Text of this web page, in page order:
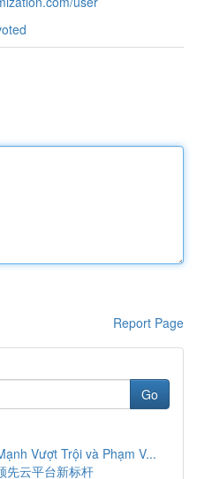
Report Page
Go
Vượt Trội và Phạm V...
先云平台新标杆